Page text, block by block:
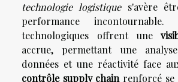
technologie logistiques'avère
performance incontournable.
technologiques offrent une
accrue, permettant une
données et une réactivité face
contrôle supply chain renforcé